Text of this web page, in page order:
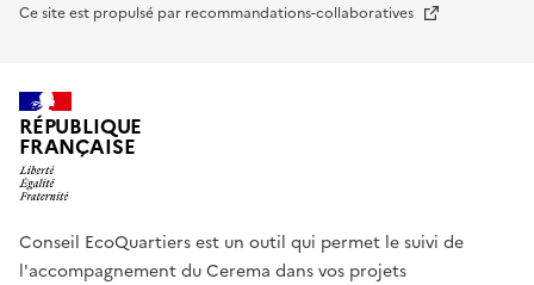
Ce site est propulsé par recommandations-collaboratives Nouvelle fenêtre
RÉPUBLIQUE
FRANÇAISE
Conseil EcoQuartiers est un outil qui permet le suivi de
l'accompagnement du Cerema dans vos projets